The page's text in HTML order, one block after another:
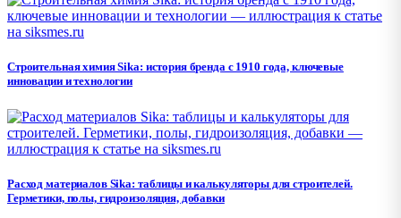
Строительная химия Sika: история бренда с 1910 года, ключевые
инновации и технологии
Расход материалов Sika: таблицы и калькуляторы для строителей.
Герметики, полы, гидроизоляция, добавки